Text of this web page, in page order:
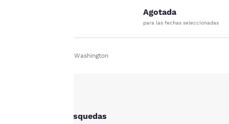
Agotada
para las fechas seleccionadas
Washington
Otras Bothell búsquedas